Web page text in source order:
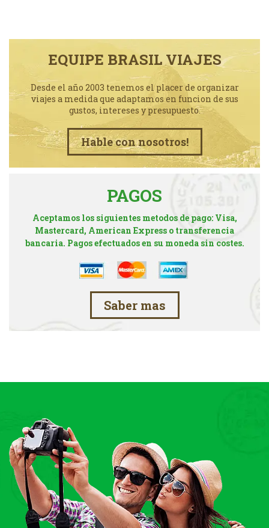
EQUIPE BRASIL VIAJES
Desde el año 2003 tenemos el placer de organizar
viajes a medida que adaptamos en funcion de sus
gustos, intereses y presupuesto.
Hable con nosotros!
PAGOS
Aceptamos los siguientes metodos de pago: Visa,
Mastercard, American Express o transferencia
bancaria. Pagos efectuados en su moneda sin costes.
Saber mas